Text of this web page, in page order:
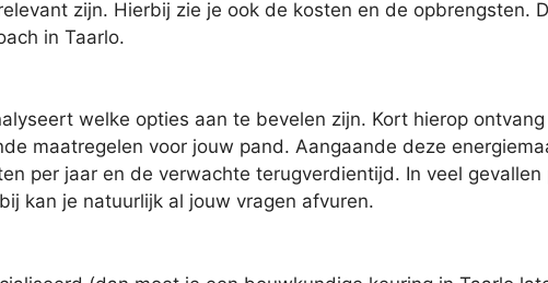
zijn. Hierbij zie je ook de kosten en de opbrengsten.
in Taarlo.
welke opties aan te bevelen zijn. Kort hierop
maatregelen voor jouw pand. Aangaande deze
per jaar en de verwachte terugverdientijd. In veel
kan je natuurlijk al jouw vragen afvuren.